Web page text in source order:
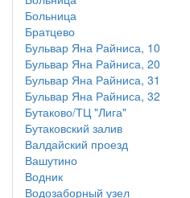
Больница
Братцево
Бульвар Яна Райниса, 10
Бульвар Яна Райниса, 20
Бульвар Яна Райниса, 31
Бульвар Яна Райниса, 32
Бутаково/ТЦ "Лига"
Бутаковский залив
Валдайский проезд
Вашутино
Водник
Водозаборный узел